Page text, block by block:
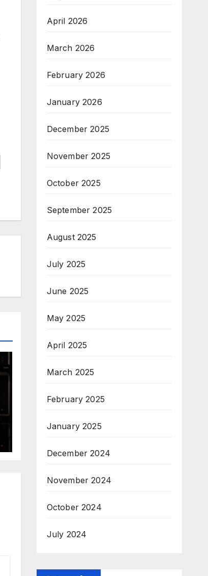
April 2026
March 2026
February 2026
January 2026
December 2025
November 2025
October 2025
September 2025
August 2025
July 2025
June 2025
May 2025
April 2025
March 2025
February 2025
January 2025
December 2024
November 2024
October 2024
July 2024